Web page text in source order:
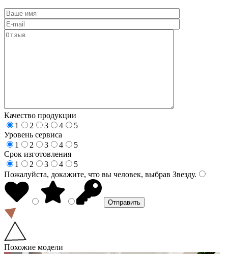
Качество продукции
1
2 3 4
5
Уровень сервиса
1
2 3 4
5
Срок изготовления
1
2 3 4
5
Пожалуйста, докажите, что вы человек, выбрав Звезду.
Похожие модели